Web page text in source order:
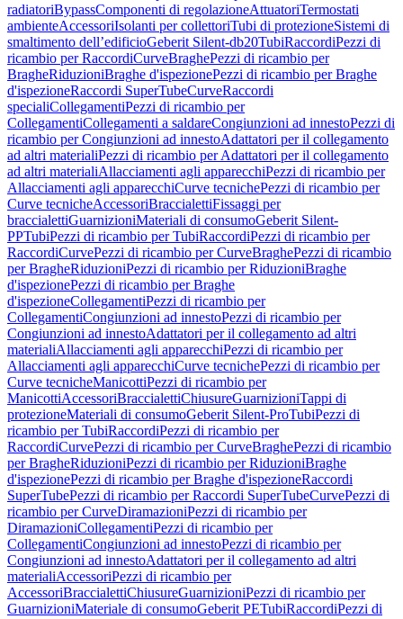
radiatoriBypassComponenti di regolazioneAttuatoriTermostati
ambienteAccessoriIsolanti per collettoriTubi di protezioneSistemi di
smaltimento dell’edificioGeberit Silent-db20TubiRaccordiPezzi di
ricambio per RaccordiCurveBraghePezzi di ricambio per
BragheRiduzioniBraghe d'ispezionePezzi di ricambio per Braghe
d'ispezioneRaccordi SuperTubeCurveRaccordi
specialiCollegamentiPezzi di ricambio per
CollegamentiCollegamenti a saldareCongiunzioni ad innestoPezzi di
ricambio per Congiunzioni ad innestoAdattatori per il collegamento
ad altri materialiPezzi di ricambio per Adattatori per il collegamento
ad altri materialiAllacciamenti agli apparecchiPezzi di ricambio per
Allacciamenti agli apparecchiCurve tecnichePezzi di ricambio per
Curve tecnicheAccessoriBraccialettiFissaggi per
braccialettiGuarnizioniMateriali di consumoGeberit Silent-
PPTubiPezzi di ricambio per TubiRaccordiPezzi di ricambio per
RaccordiCurvePezzi di ricambio per CurveBraghePezzi di ricambio
per BragheRiduzioniPezzi di ricambio per RiduzioniBraghe
d'ispezionePezzi di ricambio per Braghe
d'ispezioneCollegamentiPezzi di ricambio per
CollegamentiCongiunzioni ad innestoPezzi di ricambio per
Congiunzioni ad innestoAdattatori per il collegamento ad altri
materialiAllacciamenti agli apparecchiPezzi di ricambio per
Allacciamenti agli apparecchiCurve tecnichePezzi di ricambio per
Curve tecnicheManicottiPezzi di ricambio per
ManicottiAccessoriBraccialettiChiusureGuarnizioniTappi di
protezioneMateriali di consumoGeberit Silent-ProTubiPezzi di
ricambio per TubiRaccordiPezzi di ricambio per
RaccordiCurvePezzi di ricambio per CurveBraghePezzi di ricambio
per BragheRiduzioniPezzi di ricambio per RiduzioniBraghe
d'ispezionePezzi di ricambio per Braghe d'ispezioneRaccordi
SuperTubePezzi di ricambio per Raccordi SuperTubeCurvePezzi di
ricambio per CurveDiramazioniPezzi di ricambio per
DiramazioniCollegamentiPezzi di ricambio per
CollegamentiCongiunzioni ad innestoPezzi di ricambio per
Congiunzioni ad innestoAdattatori per il collegamento ad altri
materialiAccessoriPezzi di ricambio per
AccessoriBraccialettiChiusureGuarnizioniPezzi di ricambio per
GuarnizioniMateriale di consumoGeberit PETubiRaccordiPezzi di